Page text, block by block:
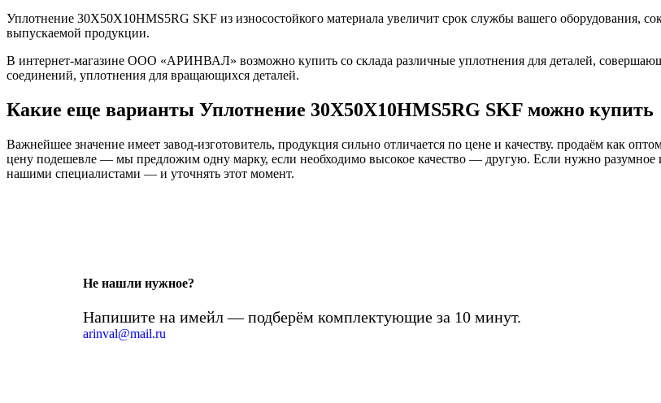
Уплотнение 30X50X10HMS5RG SKF из износостойкого материала увеличит срок службы вашего оборудования,
выпускаемой продукции.
В интернет-магазине ООО «АРИНВАЛ» возможно купить со склада различные уплотнения для деталей,
соединений, уплотнения для вращающихся деталей.
Какие еще варианты Уплотнение 30X50X10HMS5RG SKF можно купить
Важнейшее значение имеет завод-изготовитель, продукция сильно отличается по цене и качеству. продаём как
цену подешевле — мы предложим одну марку, если необходимо высокое качество — другую. Если нужно разумное
нашими специалистами — и уточнять этот момент.
Не нашли нужное?
Напишите на имейл — подберём комплектующие за 10 минут.
arinval@mail.ru